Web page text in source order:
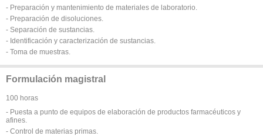
- Preparación y mantenimiento de materiales de laboratorio.
- Preparación de disoluciones.
- Separación de sustancias.
- Identificación y caracterización de sustancias.
- Toma de muestras.
Formulación magistral
100 horas
- Puesta a punto de equipos de elaboración de productos farmacéuticos y
afines.
- Control de materias primas.